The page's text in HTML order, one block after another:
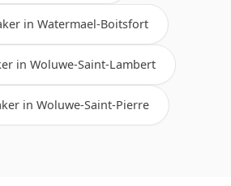
in Watermael-Boitsfort
in Woluwe-Saint-Lambert
in Woluwe-Saint-Pierre